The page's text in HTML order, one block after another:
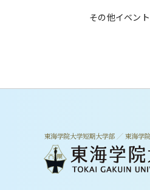
その他イベント